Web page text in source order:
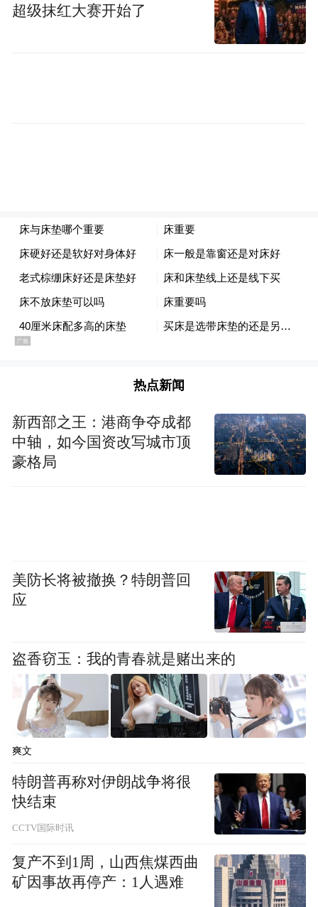
清凉的蓝衬托配饰的质感，交出首饰与美甲
的完美适配方案。
同样是果冻蓝色，薄涂水蓝素雅纯净，而厚
涂至饱和效果则亮眼吸睛。
就像是把古早汽水的灵动轻盈直接搬到甲
面，清甜解腻，打造出与薄涂截然不同的效
果。
超级抹红大赛开始了
热点新闻
新西部之王：港商争夺成都
中轴，如今国资改写城市顶
豪格局
美防长将被撤换？特朗普回
应
盗香窃玉：我的青春就是赌出来的
爽文
特朗普再称对伊朗战争将很
快结束
CCTV国际时讯
复产不到1周，山西焦煤西曲
矿因事故再停产：1人遇难